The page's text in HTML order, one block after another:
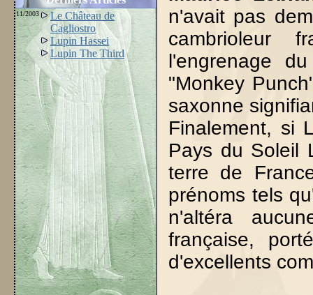
11/2003
Le Château de
Cagliostro
Lupin Hassei
Lupin The Third
n'avait pas
cambrioleur
l'engrenage
"Monkey
saxonne
Finalement, si
Pays du Soleil
terre de
prénoms tels
n'altéra
française,
d'excellents